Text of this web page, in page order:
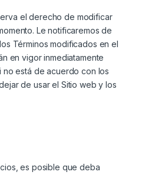
el derecho de modificar
Le notificaremos de
Términos modificados en el
en vigor inmediatamente
no está de acuerdo con los
de usar el Sitio web y los
es posible que deba